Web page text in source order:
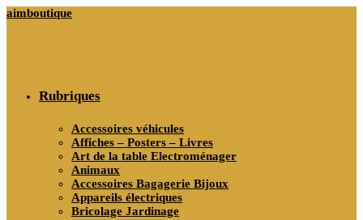
Skip
aimboutique
Rubriques
Accessoires véhicules
Affiches – Posters – Livres
Art de la table Electroménager
Animaux
Accessoires Bagagerie Bijoux
Appareils électriques
Bricolage Jardinage